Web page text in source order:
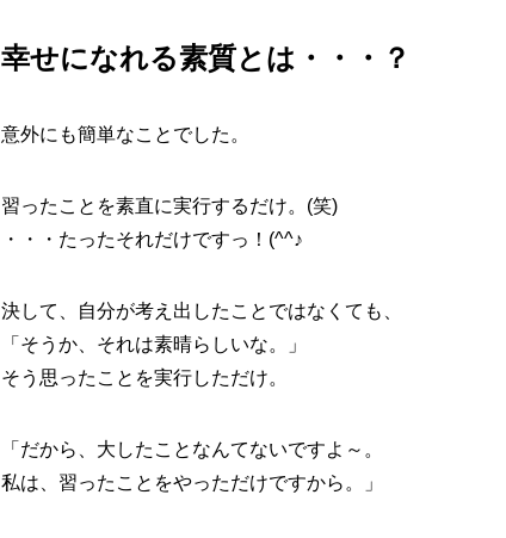
幸せになれる素質とは・・・？
意外にも簡単なことでした。
習ったことを素直に実行するだけ。(笑)
・・・たったそれだけですっ！(^^♪
決して、自分が考え出したことではなくても、
「そうか、それは素晴らしいな。」
そう思ったことを実行しただけ。
「だから、大したことなんてないですよ～。
私は、習ったことをやっただけですから。」